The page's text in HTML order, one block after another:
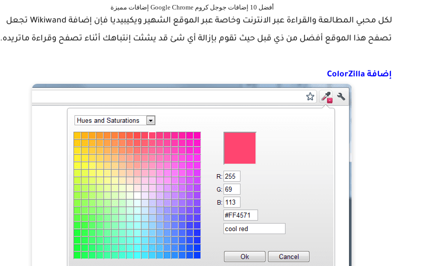
أفضل 10 إضافات جوجل كروم Google Chrome إضافات مميزة
لكل محبي المطالعة والقراءة عبر الانترنت وخاصة عبر الموقع الشهير ويكيبيديا فإن إضافة Wikiwand تجعل
تصفح هذا الموقع أفضل من ذي قبل حيث تقوم بإزالة أي شئ قد يشثت إنتباهك أثناء تصفح وقراءة ماتريده.
إضافة ColorZilla